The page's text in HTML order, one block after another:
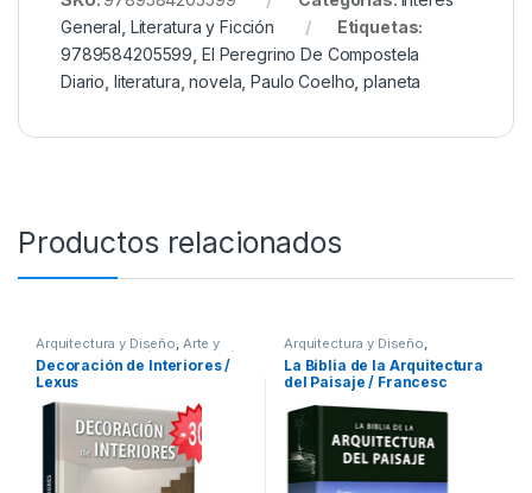
General Literatura y Ficción
Etiquetas:
9789584205599 El Peregrino De Compostela
Diario literatura ,novela ,Paulo Coelho ,planeta
Productos relacionados
Arquitectura y Diseño Arte y
Afines Decoración Decoración
y Muebles,Diseño,Interes
General
Decoración de Interiores /
Lexus
Arquitectura y Diseño
Arquitectura y Urbanismo
Afines,Decoración, Decoración
y Muebles,Diseño,Interes
Ofertas
y tecnicos
La Biblia de la Arquitectura
del Paisaje / Francesc
/ Lexus